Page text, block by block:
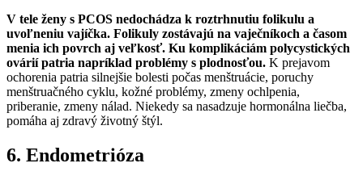
V tele ženy s PCOS nedochádza k roztrhnutiu folikulu a
uvoľneniu vajíčka. Folikuly zostávajú na vaječníkoch a časom
menia ich povrch aj veľkosť. Ku komplikáciám polycystických
ovárií patria napríklad problémy s plodnosťou. K prejavom
ochorenia patria silnejšie bolesti počas menštruácie, poruchy
menštruačného cyklu, kožné problémy, zmeny ochlpenia,
priberanie, zmeny nálad. Niekedy sa nasadzuje hormonálna liečba,
pomáha aj zdravý životný štýl.
6. Endometrióza